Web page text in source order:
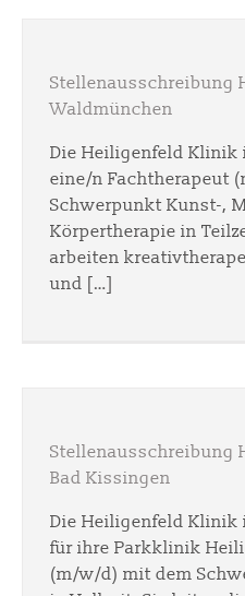
Stellenausschreibung
Waldmünchen
Die Heiligenfeld
eine/n Fachtherapeut
Schwerpunkt Kunst-,
Körpertherapie in
arbeiten
und […]
Stellenausschreibung
Bad Kissingen
Die Heiligenfeld Klinik
für ihre Parkklinik
(m/w/d) mit dem